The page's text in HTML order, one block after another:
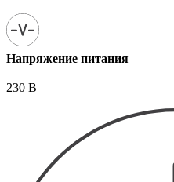
Напряжение питания
230 В